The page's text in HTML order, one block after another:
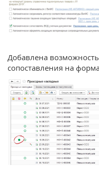
Добавлена
сопоставления на